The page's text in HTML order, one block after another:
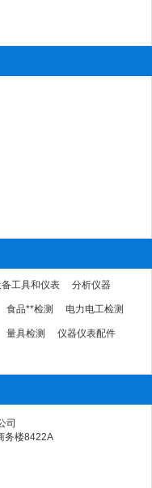
工具和仪表 分析仪器
食品**检测 电力电工检测
量具检测 仪器仪表配件
司
务楼8422A